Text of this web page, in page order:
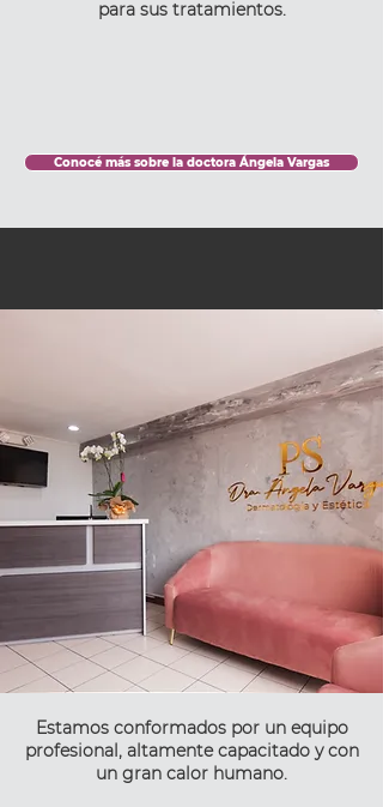
para sus tratamientos.
Conocé más sobre la doctora Ángela Vargas
Estamos conformados por un equipo
profesional, altamente capacitado y con
un gran calor humano.